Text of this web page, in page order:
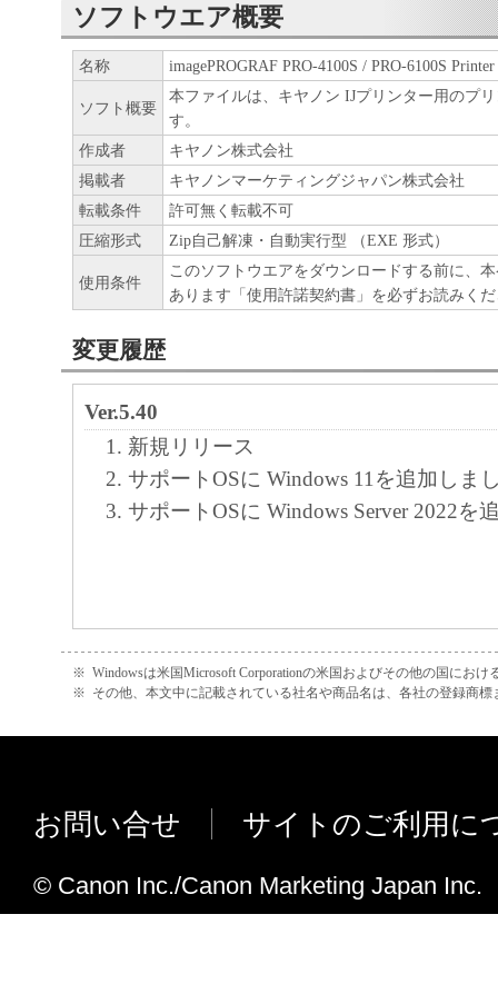
ア」をコンピュータの記憶媒体上にインス
と、またはコンピュータにおいて表示する
すること、読み出すこと、もしくは実行す
も含むものとします）することができます
た、お客様が「プリンタ」を使用すること
様のイントラネット内のユーザ（以下「指
います）に、本契約の条件の下で、「許諾
を使用させることができます。その場合、
かる「指定ユーザ」を本契約の条件に従わ
き、すべての責任を負っていただくものと
(2) お客様は、再使用許諾、譲渡、頒布、
により、第三者に「本ソフトウエア」を使
させることはできません。
(3) お客様は、「本ソフトウエア」の全部
正、改変、リバース・エンジニアリング、
(4) 本契約に明示的に定める場合を除き、
フトウエア」に関する知的財産権のいかな
に付与するものではありません。
は、その内容によりキヤノンまたはキヤノ
３．保証
ソフトウエア概要
名称 imagePROGRAF PRO-4100S / PRO-6100S
ソフト概要
本ファイルは、キヤノン IJプリンター用のプ
す。
作成者
キヤノン株式会社
掲載者
キヤノンマーケティングジャパン株式会社
転載条件
許可無く転載不可
圧縮形式
Zip自己解凍・自動実行型 （EXE 形式）
使用条件
このソフトウエアをダウンロードする前に、
あります「使用許諾契約書」を必ずお読みく
変更履歴
Ver.5.40
新規リリース
サポートOSに Windows 11を追加しま
サポートOSに Windows Server 2022を
※ Windowsは米国Microsoft Corporationの米国およびその他の国におけ
※ その他、本文中に記載されている社名や商品名は、各社の登録商標
お問い合せ サイトのご利用に
© Canon Inc./Canon Marketing Japan Inc.